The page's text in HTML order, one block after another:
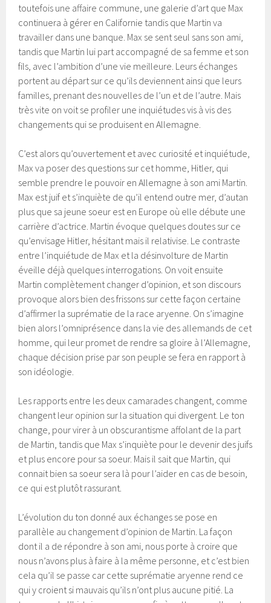
toutefois une affaire commune, une galerie d’art que Max
continuera à gérer en Californie tandis que Martin va
travailler dans une banque. Max se sent seul sans son ami,
tandis que Martin lui part accompagné de sa femme et son
fils, avec l’ambition d’une vie meilleure. Leurs échanges
portent au départ sur ce qu’ils deviennent ainsi que leurs
familles, prenant des nouvelles de l’un et de l’autre. Mais
très vite on voit se profiler une inquiétudes vis à vis des
changements qui se produisent en Allemagne.
C’est alors qu’ouvertement et avec curiosité et inquiétude,
Max va poser des questions sur cet homme, Hitler, qui
semble prendre le pouvoir en Allemagne à son ami Martin.
Max est juif et s’inquiète de qu’il entend outre mer, d’autan
plus que sa jeune soeur est en Europe où elle débute une
carrière d’actrice. Martin évoque quelques doutes sur ce
qu’envisage Hitler, hésitant mais il relativise. Le contraste
entre l’inquiétude de Max et la désinvolture de Martin
éveille déjà quelques interrogations. On voit ensuite
Martin complètement changer d’opinion, et son discours
provoque alors bien des frissons sur cette façon certaine
d’affirmer la suprématie de la race aryenne. On s’imagine
bien alors l’omniprésence dans la vie des allemands de cet
homme, qui leur promet de rendre sa gloire à l’Allemagne,
chaque décision prise par son peuple se fera en rapport à
son idéologie.
Les rapports entre les deux camarades changent, comme
changent leur opinion sur la situation qui divergent. Le ton
change, pour virer à un obscurantisme affolant de la part
de Martin, tandis que Max s’inquiète pour le devenir des juifs
et plus encore pour sa soeur. Mais il sait que Martin, qui
connait bien sa soeur sera là pour l’aider en cas de besoin,
ce qui est plutôt rassurant.
L’évolution du ton donné aux échanges se pose en
parallèle au changement d’opinion de Martin. La façon
dont il a de répondre à son ami, nous porte à croire que
nous n’avons plus à faire à la même personne, et c’est bien
cela qu’il se passe car cette suprématie aryenne rend ce
qui y croient si mauvais qu’ils n’ont plus aucune pitié. La